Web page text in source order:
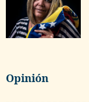
Opinión